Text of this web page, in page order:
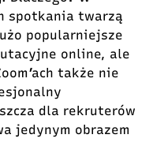
spotkania twarzą
popularniejsze
online, ale
także nie
dla rekruterów
jedynym obrazem